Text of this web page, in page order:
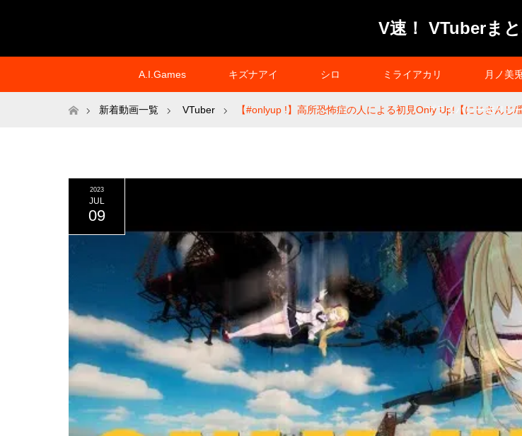
V速！ VTuberま
A.I.Games キズナアイ シロ ミライアカリ 月ノ美
プライバシーポリシ
ホーム新着動画一覧 VTuber 【#onlyup !】高所恐怖症の人による初見Only Up!【にじさんじ/
2023
JUL
09